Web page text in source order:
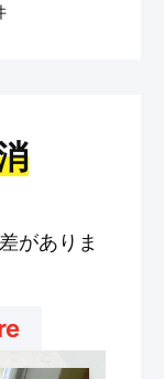
がありま